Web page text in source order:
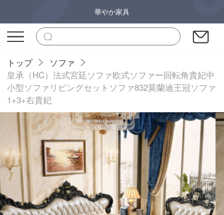
華やか家具
トップ
ソファ
皇承（HC）法式宮廷ソファ欧式ソファー回転角貴妃中
小型ソファリビングセットソファ832莫蘭迪王冠ソファ
1+3+右貴妃